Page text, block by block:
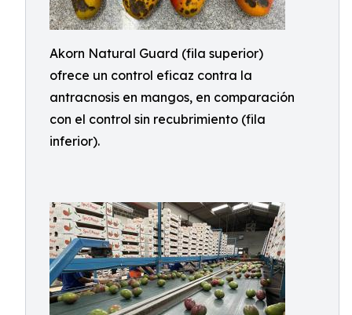
Akorn Natural Guard (fila superior)
ofrece un control eficaz contra la
antracnosis en mangos, en comparación
con el control sin recubrimiento (fila
inferior).